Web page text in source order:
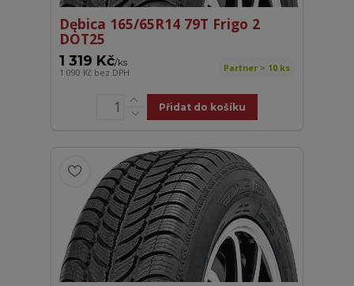
Dębica 165/65R14 79T Frigo 2
DOT25
1 319 Kč/ks
1 090 Kč bez DPH Partner > 10 ks
Přidat do košíku